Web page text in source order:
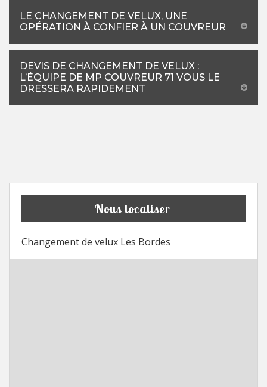
LE CHANGEMENT DE VELUX, UNE
OPÉRATION À CONFIER À UN COUVREUR
DEVIS DE CHANGEMENT DE VELUX :
L’ÉQUIPE DE MP COUVREUR 71 VOUS LE
DRESSERA RAPIDEMENT
Nous localiser
Changement de velux Les Bordes